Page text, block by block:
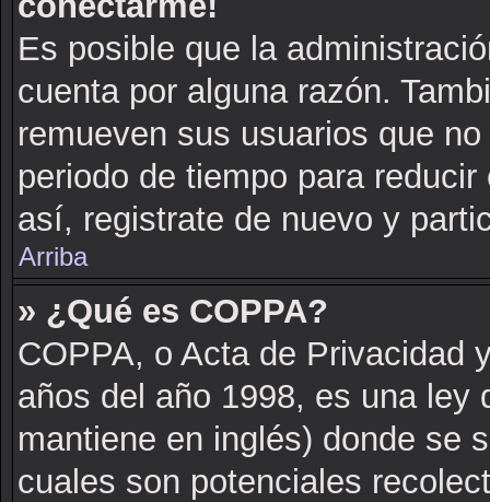
Es posible que la
cuenta por alguna razón.
remueven sus usuarios que
periodo de tiempo para
así, registrate de nuevo y
Arriba
» ¿Qué es COPPA?
COPPA, o Acta de Privacidad
años del año 1998, es una ley
mantiene en inglés) donde se
cuales son potenciales